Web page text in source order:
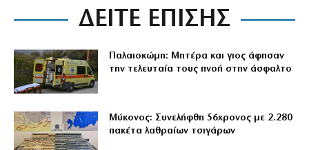
ΔΕΙΤΕ ΕΠΙΣΗΣ
Παλαιοκώμη: Μητέρα και γιος άφησαν
την τελευταία τους πνοή στην άσφαλτο
Μύκονος: Συνελήφθη 56χρονος με 2.280
πακέτα λαθραίων τσιγάρων